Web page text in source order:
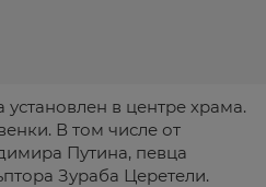
установлен в центре храма.
В том числе от
Путина, певца
Зураба Церетели.